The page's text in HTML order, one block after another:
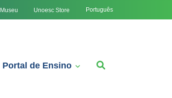
Museu Unoesc Store Português
Portal de Ensino